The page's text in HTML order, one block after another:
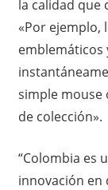
la calidad que
«Por ejemplo,
emblemáticos
simple mouse
de colección».
“Colombia es
innovación en